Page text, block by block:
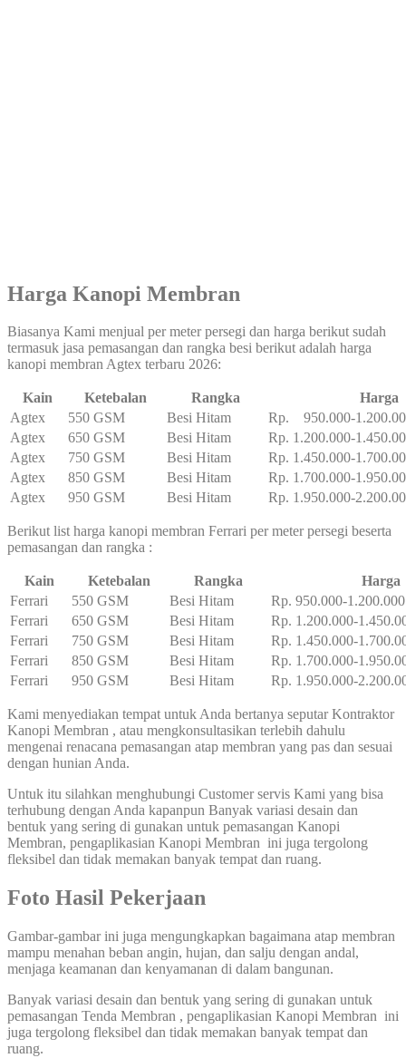
Harga Kanopi Membran
Biasanya Kami menjual per meter persegi dan harga berikut sudah
termasuk jasa pemasangan dan rangka besi berikut adalah harga
kanopi membran Agtex terbaru 2026:
Kain Ketebalan Rangka
Harga
Agtex
550 GSM Besi Hitam
Rp. 950.000-
Agtex
650 GSM Besi Hitam
Rp. 1.200.000-
Agtex
750 GSM Besi Hitam
Rp. 1.450.000-
Agtex
850 GSM Besi Hitam
Rp. 1.700.000-
Agtex
950 GSM Besi Hitam Rp. 1.950.000-
Berikut list harga kanopi membran Ferrari per meter persegi beserta
pemasangan dan rangka :
Kain Ketebalan Rangka
Harga
Ferrari
550 GSM Besi Hitam
Rp. 950.000-1.200.000
Ferrari
650 GSM Besi Hitam
Rp. 1.200.000-
Ferrari
750 GSM Besi Hitam
Rp. 1.450.000-
Ferrari
850 GSM Besi Hitam
Rp. 1.700.000-
Ferrari
950 GSM Besi Hitam Rp. 1.950.000-
Kami menyediakan tempat untuk Anda bertanya seputar Kontraktor
Kanopi Membran , atau mengkonsultasikan terlebih dahulu
mengenai renacana pemasangan atap membran yang pas dan sesuai
dengan hunian Anda.
Untuk itu silahkan menghubungi Customer servis Kami yang bisa
terhubung dengan Anda kapanpun Banyak variasi desain dan
bentuk yang sering di gunakan untuk pemasangan Kanopi
Membran, pengaplikasian Kanopi Membran ini juga tergolong
fleksibel dan tidak memakan banyak tempat dan ruang.
Foto Hasil Pekerjaan
Gambar-gambar ini juga mengungkapkan bagaimana atap membran
mampu menahan beban angin, hujan, dan salju dengan andal,
menjaga keamanan dan kenyamanan di dalam bangunan.
Banyak variasi desain dan bentuk yang sering di gunakan untuk
pemasangan Tenda Membran , pengaplikasian Kanopi Membran ini
juga tergolong fleksibel dan tidak memakan banyak tempat dan
ruang.